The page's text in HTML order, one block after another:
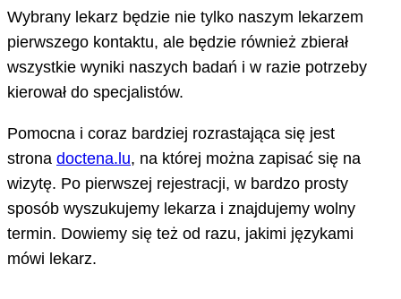
Wybrany lekarz będzie nie tylko naszym lekarzem
pierwszego kontaktu, ale będzie również zbierał
wszystkie wyniki naszych badań i w razie potrzeby
kierował do specjalistów.
Pomocna i coraz bardziej rozrastająca się jest
strona doctena.lu, na której można zapisać się na
wizytę. Po pierwszej rejestracji, w bardzo prosty
sposób wyszukujemy lekarza i znajdujemy wolny
termin. Dowiemy się też od razu, jakimi językami
mówi lekarz.